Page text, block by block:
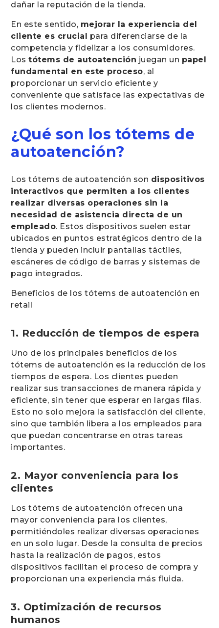
dañar la reputación de la tienda.
En este sentido, mejorar la experiencia del
cliente es crucial para diferenciarse de la
competencia y fidelizar a los consumidores.
Lostótems de autoatención juegan un papel
fundamental en este proceso, al
proporcionar un servicio eficiente y
conveniente que satisface las expectativas de
los clientes modernos.
¿Qué son los tótems de
autoatención?
Los tótems de autoatención son dispositivos
interactivos que permiten a los clientes
realizar diversas operaciones sin la
necesidad de asistencia directa de un
empleado. Estos dispositivos suelen estar
ubicados en puntos estratégicos dentro de la
tienda y pueden incluir pantallas táctiles,
escáneres de código de barras y sistemas de
pago integrados.
Beneficios de los tótems de autoatención en
retail
1. Reducción de tiempos de espera
Uno de los principales beneficios de los
tótems de autoatención es la reducción de los
tiempos de espera. Los clientes pueden
realizar sus transacciones de manera rápida y
eficiente, sin tener que esperar en largas filas.
Esto no solo mejora la satisfacción del cliente,
sino que también libera a los empleados para
que puedan concentrarse en otras tareas
importantes.
2. Mayor conveniencia para los
clientes
Los tótems de autoatención ofrecen una
mayor conveniencia para los clientes,
permitiéndoles realizar diversas operaciones
en un solo lugar. Desde la consulta de precios
hasta la realización de pagos, estos
dispositivos facilitan el proceso de compra y
proporcionan una experiencia más fluida.
3. Optimización de recursos
humanos